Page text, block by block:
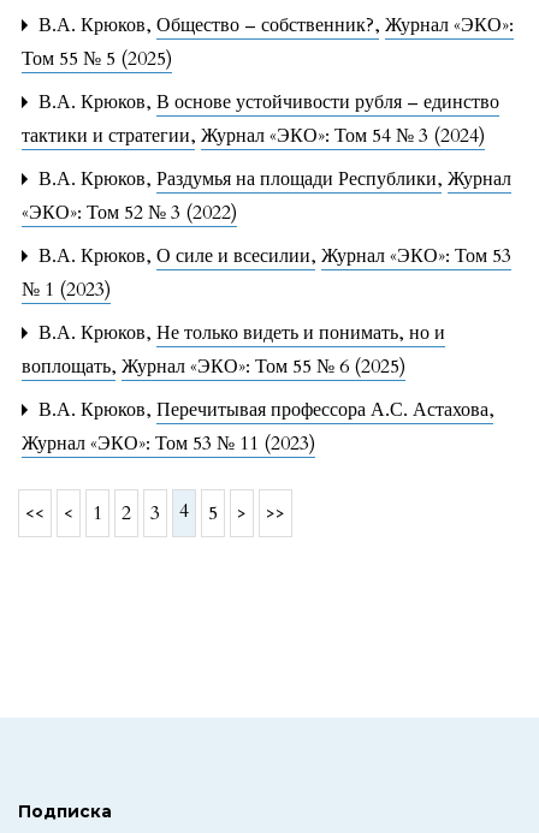
В.А. Крюков, Общество – собственник?, Журнал «ЭКО»:
Том 55 № 5 (2025)
В.А. Крюков, В основе устойчивости рубля – единство
тактики и стратегии, Журнал «ЭКО»: Том 54 № 3 (2024)
В.А. Крюков, Раздумья на площади Республики, Журнал
«ЭКО»: Том 52 № 3 (2022)
В.А. Крюков, О силе и всесилии, Журнал «ЭКО»: Том 53
№ 1 (2023)
В.А. Крюков, Не только видеть и понимать, но и
воплощать, Журнал «ЭКО»: Том 55 № 6 (2025)
В.А. Крюков, Перечитывая профессора А.С. Астахова,
Журнал «ЭКО»: Том 53 № 11 (2023)
<< < 1 2 3 4 5 > >>
Подписка